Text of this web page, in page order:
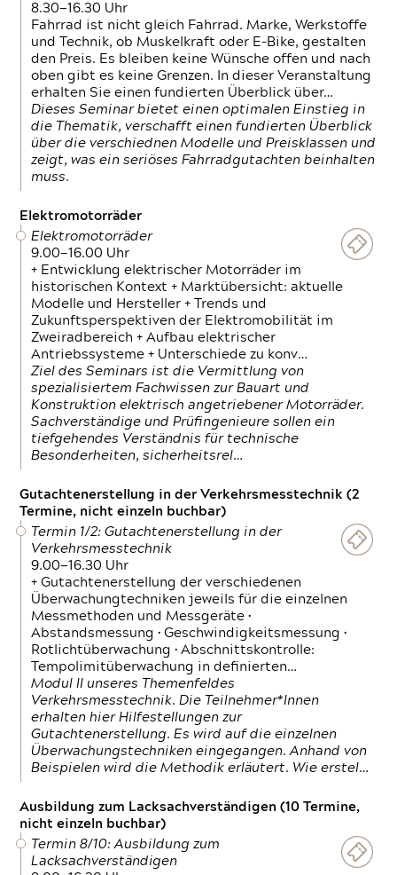
8.30—16.30 Uhr
Fahrrad ist nicht gleich Fahrrad. Marke, Werkstoffe
und Technik, ob Muskelkraft oder E-Bike, gestalten
den Preis. Es bleiben keine Wünsche offen und nach
oben gibt es keine Grenzen. In dieser Veranstaltung
erhalten Sie einen fundierten Überblick über…
Dieses Seminar bietet einen optimalen Einstieg in
die Thematik, verschafft einen fundierten Überblick
über die verschiednen Modelle und Preisklassen und
zeigt, was ein seriöses Fahrradgutachten beinhalten
muss.
Elektromotorräder
Elektromotorräder
9.00—16.00 Uhr
+ Entwicklung elektrischer Motorräder im
historischen Kontext + Marktübersicht: aktuelle
Modelle und Hersteller + Trends und
Zukunftsperspektiven der Elektromobilität im
Zweiradbereich + Aufbau elektrischer
Antriebssysteme + Unterschiede zu konv…
Ziel des Seminars ist die Vermittlung von
spezialisiertem Fachwissen zur Bauart und
Konstruktion elektrisch angetriebener Motorräder.
Sachverständige und Prüfingenieure sollen ein
tiefgehendes Verständnis für technische
Besonderheiten, sicherheitsrel…
Gutachtenerstellung in der Verkehrsmesstechnik (2
Termine, nicht einzeln buchbar)
Termin 1/2: Gutachtenerstellung in der
Verkehrsmesstechnik
9.00—16.30 Uhr
+ Gutachtenerstellung der verschiedenen
Überwachungtechniken jeweils für die einzelnen
Messmethoden und Messgeräte •
Abstandsmessung • Geschwindigkeitsmessung •
Rotlichtüberwachung • Abschnittskontrolle:
Tempolimitüberwachung in definierten…
Modul II unseres Themenfeldes
Verkehrsmesstechnik. Die Teilnehmer*Innen
erhalten hier Hilfestellungen zur
Gutachtenerstellung. Es wird auf die einzelnen
Überwachungstechniken eingegangen. Anhand von
Beispielen wird die Methodik erläutert. Wie erstel…
Ausbildung zum Lacksachverständigen (10 Termine,
nicht einzeln buchbar)
Termin 8/10: Ausbildung zum
Lacksachverständigen